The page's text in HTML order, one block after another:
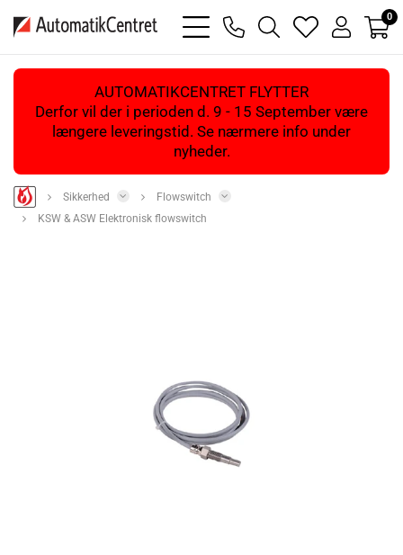
bars
light
phone
magnifying
glass
heart
light
user
light
0
AUTOMATIKCENTRET FLYTTER
Derfor vil der i perioden d. 9 - 15 September være
længere leveringstid. Se nærmere info under
nyheder.
Sikkerhed
Flowswitch
KSW & ASW Elektronisk flowswitch